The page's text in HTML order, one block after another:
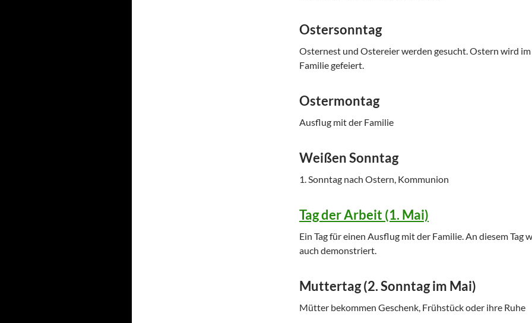
Ostersonntag
Osternest und Ostereier werden gesucht. Ostern wird
Familie gefeiert.
Ostermontag
Ausflug mit der Familie
Weißen Sonntag
1. Sonntag nach Ostern, Kommunion
Tag der Arbeit (1. Mai)
Ein Tag für einen Ausflug mit der Familie. An diesem Tag
auch demonstriert.
Muttertag (2. Sonntag im Mai)
Mütter bekommen Geschenk, Frühstück oder ihre Ruhe